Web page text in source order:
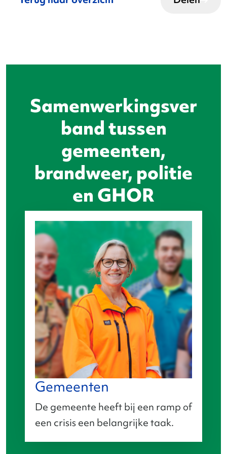
Samenwerkingsver
band tussen
gemeenten,
brandweer, politie
en GHOR
Gemeenten
De gemeente heeft bij een ramp of
een crisis een belangrijke taak.